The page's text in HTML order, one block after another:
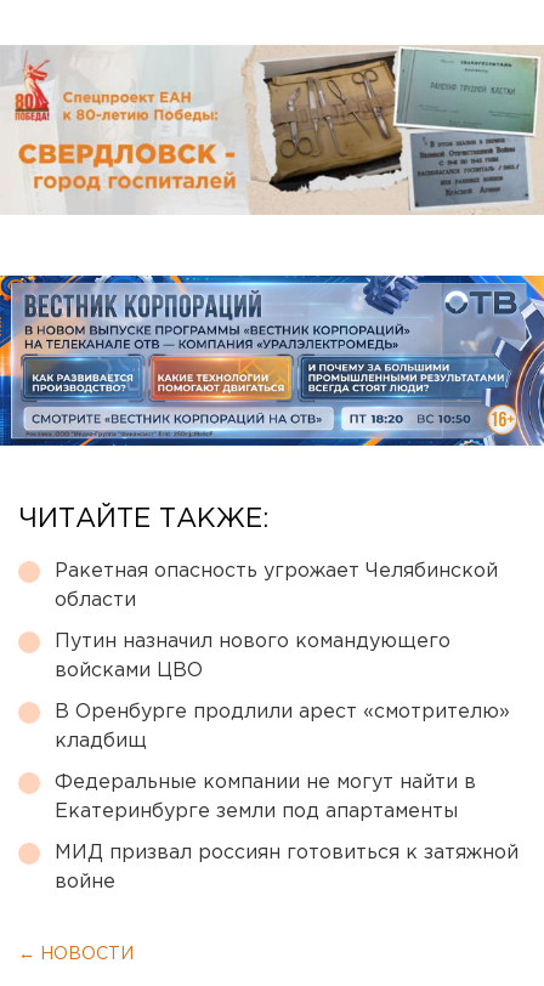
ЧИТАЙТЕ ТАКЖЕ:
Ракетная опасность угрожает Челябинской
области
Путин назначил нового командующего
войсками ЦВО
В Оренбурге продлили арест «смотрителю»
кладбищ
Федеральные компании не могут найти в
Екатеринбурге земли под апартаменты
МИД призвал россиян готовиться к затяжной
войне
← НОВОСТИ